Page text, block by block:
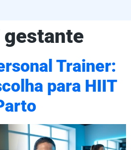
gestante
Trainer:
para HIIT